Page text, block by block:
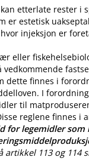
etterlate rester i
er estetisk
injeksjon er
eller
vedkommende
dette finnes i
I
til
reglene finnes i
for legemidler
artikkel 113 og